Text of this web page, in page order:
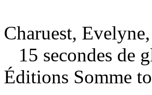
Charuest,
15 secondes de
Éditions Somme